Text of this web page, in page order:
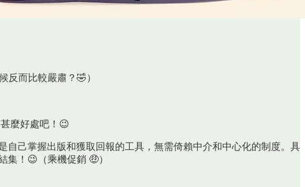
反而比較嚴肅？🤣）
麼好處吧！😉
己掌握出版和獲取回報的工具，無需倚賴中介和中心化的制度。具
！😉（乘機促銷 🤑）